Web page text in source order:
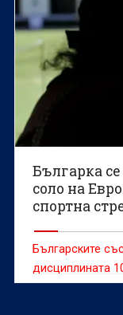
Българка
соло на
спортна
Българските
дисциплината
Европейското